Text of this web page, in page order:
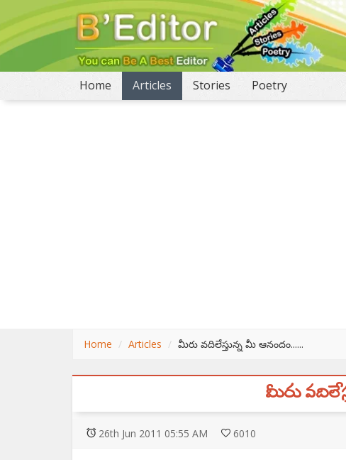
Home (current)
Articles Stories Poetry
Home Articles మీరు వదిలేస్తున్న మీ ఆనందం......
మీరు
26th Jun 2011 05:55 AM 6010